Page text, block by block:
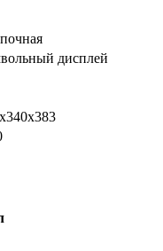
дисплей